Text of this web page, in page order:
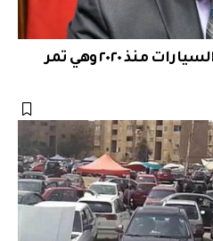
طارق عوض: مبادرة إحلال السيارات منذ ٢٠٢٠ وهي تمر